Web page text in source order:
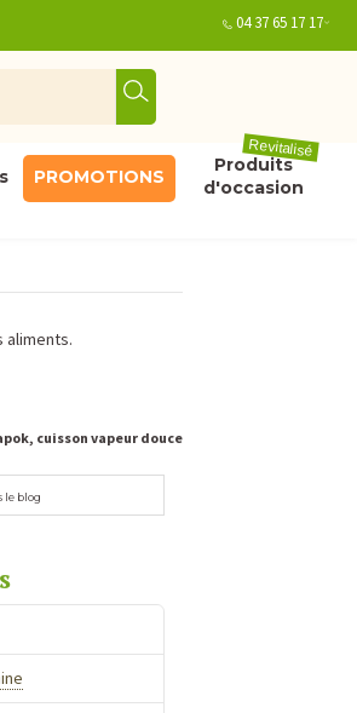
04 37 65 17 17
PROMOTIONS
Produits
d'occasion
Revitalisé
aliments.
cuisson vapeur douce